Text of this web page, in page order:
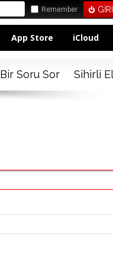
Remember
App Store iCloud
Bir Soru Sor Sihirli